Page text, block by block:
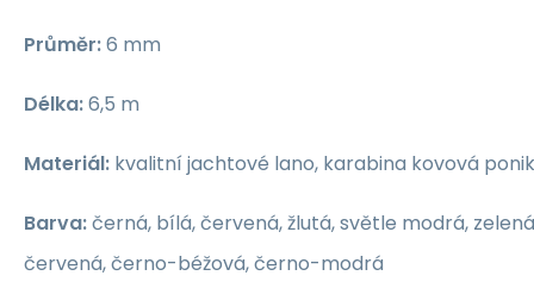
Průměr:6 mm
Délka:6,5 m
Materiál: kvalitní jachtové lano, karabina kovová
Barva:černá, bílá, červená, žlutá, světle modrá,
červená, černo-béžová, černo-modrá